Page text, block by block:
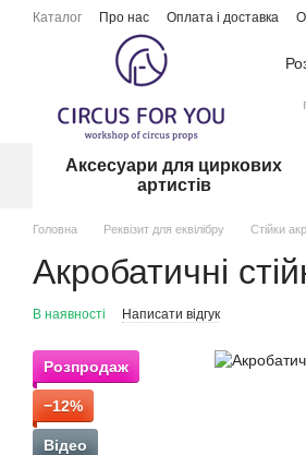
Перейти до основного контенту
Каталог Про нас Оплата і доставка
Аксесуари для циркових
артистів
Головна Реквізит для еквілібру Стійки
Акробатичні
В наявності Написати відгук
Розпродаж
−12%
Відео